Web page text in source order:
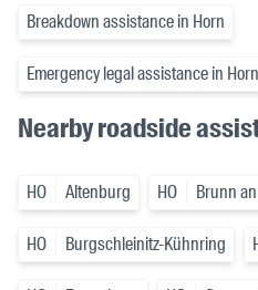
Breakdown assistance in Horn
Emergency legal assistance in Horn
Nearby roadside
HO Altenburg HO Brunn
HO Burgschleinitz-Kühnring